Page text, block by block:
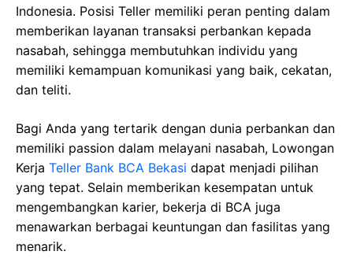
Indonesia. Posisi Teller memiliki peran penting dalam
memberikan layanan transaksi perbankan kepada
nasabah, sehingga membutuhkan individu yang
memiliki kemampuan komunikasi yang baik, cekatan,
dan teliti.
Bagi Anda yang tertarik dengan dunia perbankan dan
memiliki passion dalam melayani nasabah, Lowongan
Kerja Teller Bank BCA Bekasi dapat menjadi pilihan
yang tepat. Selain memberikan kesempatan untuk
mengembangkan karier, bekerja di BCA juga
menawarkan berbagai keuntungan dan fasilitas yang
menarik.